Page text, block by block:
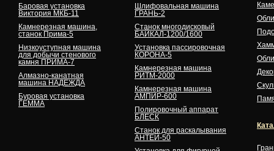
Баровая установка
Виктория МКБ-11
Камнерезная машина,
станок Прима-5
Низкоуступная машина
для добычи стенового
камня ПРИМА-7
Алмазно-канатная
машина НАДЕЖДА
Буровая установка
ГЕММА
Шлифовальная машина
ГРАНЬ-2
Станок многодисковый
БАЙКАЛ-1200/1600
Установка пассировочная
КОРОНА-5
Камнерезная машина
РИТМ-2000
Камнерезная машина
АМПИР-600
Полировочный аппарат
БЛЕСК
Станок для раскалывания
АНТЕЙ-50